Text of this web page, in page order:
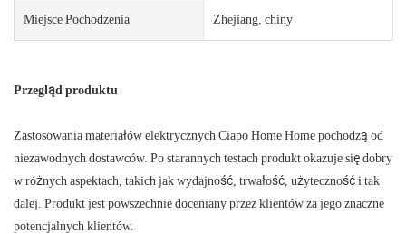
Miejsce Pochodzenia Zhejiang, chiny
Przegląd produktu
Zastosowania materiałów elektrycznych Ciapo Home Home pochodzą od
niezawodnych dostawców. Po starannych testach produkt okazuje się dobry
w różnych aspektach, takich jak wydajność, trwałość, użyteczność i tak
dalej. Produkt jest powszechnie doceniany przez klientów za jego znaczne
potencjalnych klientów.